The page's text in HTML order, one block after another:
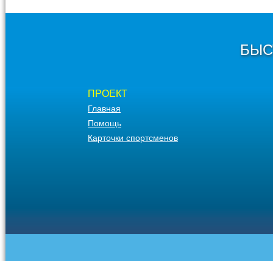
ПРОЕКТ
Главная
Помощь
Карточки спортсменов